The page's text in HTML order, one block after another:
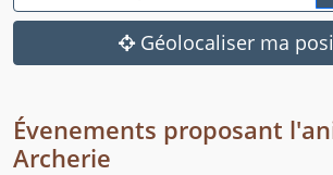
Géolocaliser ma
Évenements proposant
Archerie